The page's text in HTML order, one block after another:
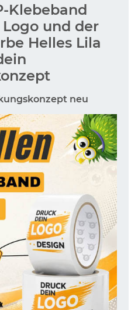
Klebeband
und der
Helles Lila
neu